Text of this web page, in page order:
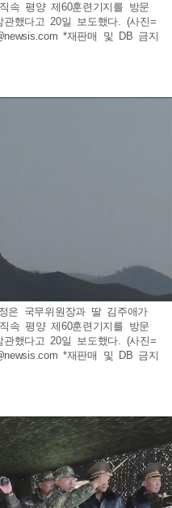
속 평양 제60훈련기지를 방문
했다고 20일 보도했다. (사진=
*재판매 및 DB 금지
은 국무위원장과 딸 김주애가
속 평양 제60훈련기지를 방문
했다고 20일 보도했다. (사진=
*재판매 및 DB 금지